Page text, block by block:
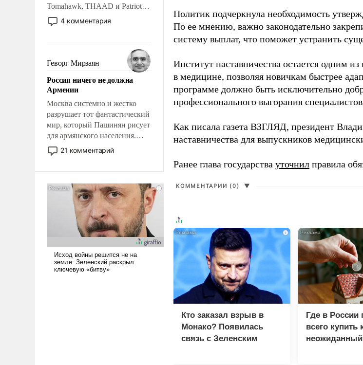
Tomahawk, THAAD и Patriot
США потребуется более трех
лет. Даже небольшая война с
Сложившаяся ситуация
означает многолетний период
уязвимости США, например,
перед Китаем.
4 комментария
Геворг Мирзаян
Россия ничего не должна
Армении
Москва системно и жестко
разрушает тот фантастический
мир, который Пашинян рисует
для армянского населения.
Мир, где политические
прожекты будут безусловно
налогоплательщиков и где
Еревану за свои поступки не
нужно отвечать.
21 комментарий
Политик подчеркнула необходимость
По ее мнению, важно законодательно
систему выплат, что поможет устранить
Институт наставничества остается одним
в медицине, позволяя новичкам быстрее
программе должно быть исключительно
профессионального выгорания
Как писала газета ВЗГЛЯД, президент
наставничества для выпускников
Ранее глава государства уточнил правила
КОММЕНТАРИИ (0) ▼
i
Кто заказал взрыв в
Монако? Появилась
связь с Зеленским
Где в России
всего купить
неожиданный